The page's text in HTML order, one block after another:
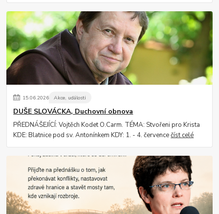
15.06.2026 Akce, události
DUŠE SLOVÁCKA, Duchovní obnova
PŘEDNÁŠEJÍCÍ: Vojtěch Kodet O.Carm. TÉMA: Stvořeni pro Krista
KDE: Blatnice pod sv. Antonínkem KDY: 1. - 4. červencečíst celé